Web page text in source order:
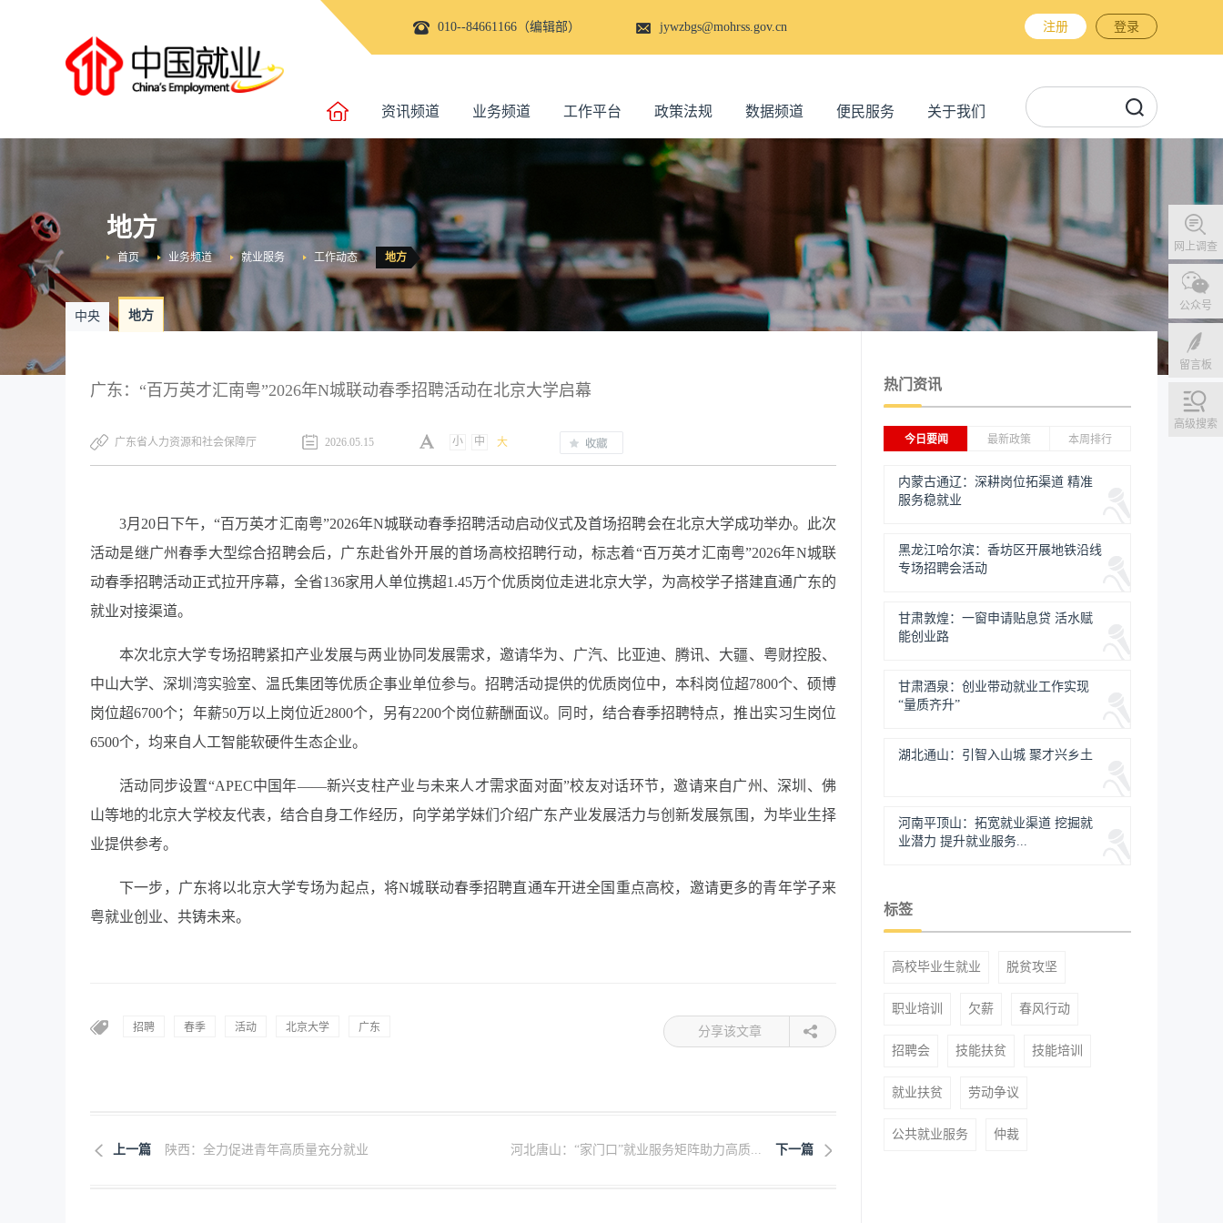
010--84661166（编辑部） jywzbgs@mohrss.gov.cn 注册 登录
资讯频道 业务频道 工作平台 政策法规 数据频道 便民服务 关于我们
网上调查
公众号
留言板
高级搜索
地方
地方
工作动态
就业服务
业务频道
首页
中央 地方
广东：“百万英才汇南粤”2026年N城联动春季招聘活动在北京大学启幕
广东省人力资源和社会保障厅 2026.05.15 小 中 大
3月20日下午，“百万英才汇南粤”2026年N城联动春季招聘活动启动仪式及首场招聘会在北京大学成功举办。此次
活动是继广州春季大型综合招聘会后，广东赴省外开展的首场高校招聘行动，标志着“百万英才汇南粤”2026年N城联
动春季招聘活动正式拉开序幕，全省136家用人单位携超1.45万个优质岗位走进北京大学，为高校学子搭建直通广东的
就业对接渠道。
本次北京大学专场招聘紧扣产业发展与两业协同发展需求，邀请华为、广汽、比亚迪、腾讯、大疆、粤财控股、
中山大学、深圳湾实验室、温氏集团等优质企事业单位参与。招聘活动提供的优质岗位中，本科岗位超7800个、硕博
岗位超6700个；年薪50万以上岗位近2800个，另有2200个岗位薪酬面议。同时，结合春季招聘特点，推出实习生岗位
6500个，均来自人工智能软硬件生态企业。
活动同步设置“APEC中国年——新兴支柱产业与未来人才需求面对面”校友对话环节，邀请来自广州、深圳、佛
山等地的北京大学校友代表，结合自身工作经历，向学弟学妹们介绍广东产业发展活力与创新发展氛围，为毕业生择
业提供参考。
下一步，广东将以北京大学专场为起点，将N城联动春季招聘直通车开进全国重点高校，邀请更多的青年学子来
粤就业创业、共铸未来。
招聘 春季 活动 北京大学 广东 分享该文章
上一篇 陕西：全力促进青年高质量充分就业 下一篇
河北唐山：“家门口”就业服务矩阵助力高质...
热门资讯
今日要闻 最新政策 本周排行
内蒙古通辽：深耕岗位拓渠道 精准
服务稳就业
黑龙江哈尔滨：香坊区开展地铁沿线
专场招聘会活动
甘肃敦煌：一窗申请贴息贷 活水赋
能创业路
甘肃酒泉：创业带动就业工作实现
“量质齐升”
湖北通山：引智入山城 聚才兴乡土
河南平顶山：拓宽就业渠道 挖掘就
业潜力 提升就业服务...
标签
高校毕业生就业 脱贫攻坚
职业培训 欠薪 春风行动
招聘会 技能扶贫 技能培训
就业扶贫 劳动争议
公共就业服务 仲裁